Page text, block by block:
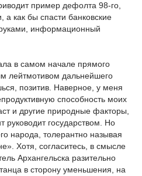
пример дефолта 98-го,
а как бы спасти банковские
информационный
в самом начале прямого
лейтмотивом дальнейшего
позитив. Наверное, у меня
способность моих
и другие природные факторы,
руководит государством. Но
народа, толерантно называя
Хотя, согласитесь, в смысле
Архангельска разительно
в сторону уменьшения, на